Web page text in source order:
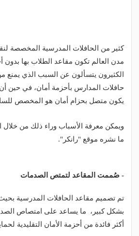
كثير من الحافلات المدرسية المخصصة
مدن العالم تكون مقاعد الطلاب بها بدون
الكثيرون يتسألون عن السبب الذي يمنع
حافلات المدارس بأحزمة أمان، في حين أن
يكون متصل بحزام أمان هو المخصص
ويمكن معرفة الأسباب وراء ذلك من خلال
ما نشره موقع "رانكر".
- صُممت المقاعد لتمتص الصدمات
تم تصميم مقاعد الحافلات المدرسية
بشكل كبير، ما يساعد على امتصاص
أكثر فائدة من أحزمة الأمان التقليدية